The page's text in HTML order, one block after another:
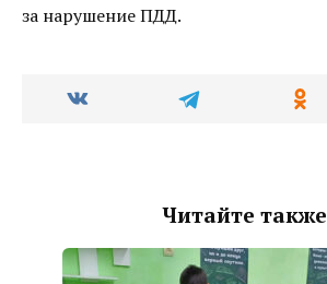
за нарушение ПДД.
Читайте также